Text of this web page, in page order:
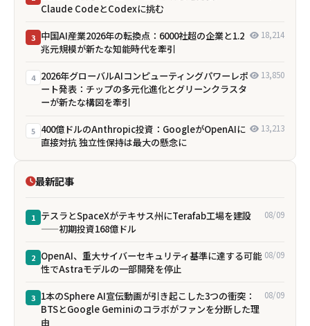
Claude CodeとCodexに挑む
3 中国AI産業2026年の転換点：6000社超の企業と1.2
兆元規模が新たな知能時代を牽引
18,214
4 2026年グローバルAIコンピューティングパワーレポ
ート発表：チップの多元化進化とグリーンクラスタ
ーが新たな構図を牽引
13,850
5 400億ドルのAnthropic投資：GoogleがOpenAIに
直接対抗 独立性保持は最大の懸念に
13,213
最新記事
1 テスラとSpaceXがテキサス州にTerafab工場を建設
——初期投資168億ドル
08/09
2 OpenAI、重大サイバーセキュリティ基準に達する可能
性でAstraモデルの一部開発を停止
08/09
3 1本のSphere AI宣伝動画が引き起こした3つの衝突：
BTSとGoogle Geminiのコラボがファンを分断した理
由
08/09